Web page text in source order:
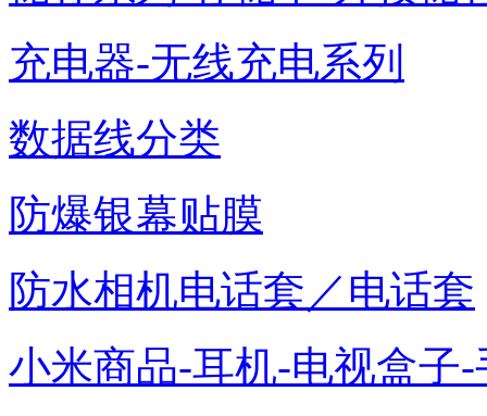
充电器-无线充电系列
数据线分类
防爆银幕贴膜
防水相机电话套／电话套
小米商品-耳机-电视盒子-